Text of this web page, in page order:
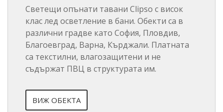
Светещи опънати тавани Clipso с висок
клас лед осветление в бани. Обекти са в
различни градве като София, Пловдив,
Благоевград, Варна, Кърджали. Платната
са текстилни, влагозащитени и не
съдържат ПВЦ в структурата им.
ВИЖ ОБЕКТА